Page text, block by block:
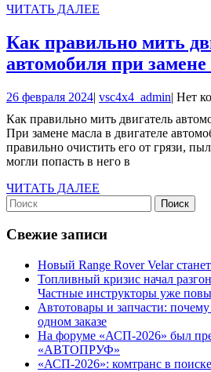
ЧИТАТЬ ДАЛЕЕ
Как правильно мить
автомобиля при замене
26 февраля 202426
2024
| vsc4x4_admin| Нет
Как правильно мить двигатель автомобиля при замене масла
При замене масла в двигателе
правильно очистить его от грязи,
могли попасть в него в
ЧИТАТЬ ДАЛЕЕ
Найти:
Свежие записи
Новый Range Rover Velar
Топливный кризис начал
Частные инструкторы уже
Автотовары и запчасти:
одном заказе
На форуме «АСП-2026» был
«АВТОПРУФ»
«АСП-2026»: комтранс в